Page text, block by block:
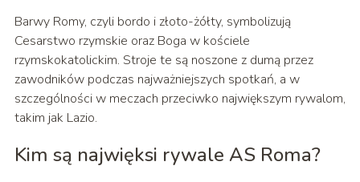
Barwy Romy, czyli bordo i złoto-żółty, symbolizują
Cesarstwo rzymskie oraz Boga w kościele
rzymskokatolickim. Stroje te są noszone z dumą przez
zawodników podczas najważniejszych spotkań, a w
szczególności w meczach przeciwko największym rywalom,
takim jak Lazio.
Kim są najwięksi rywale AS Roma?